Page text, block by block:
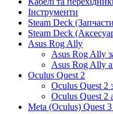
Інструменти
Steam Deck
Steam Deck
Asus Rog Ally
Asus Rog Ally
Asus Rog Ally
Oculus Quest 2
Oculus Quest 2
Oculus Quest 2
Meta (Oculus) Quest